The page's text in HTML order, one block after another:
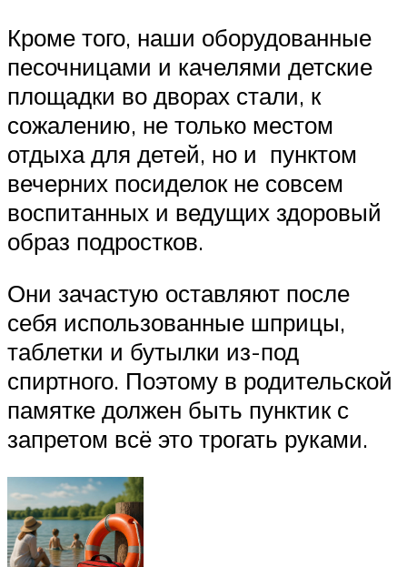
Кроме того, наши оборудованные
песочницами и качелями детские
площадки во дворах стали, к
сожалению, не только местом
отдыха для детей, но и пунктом
вечерних посиделок не совсем
воспитанных и ведущих здоровый
образ подростков.
Они зачастую оставляют после
себя использованные шприцы,
таблетки и бутылки из-под
спиртного. Поэтому в родительской
памятке должен быть пунктик с
запретом всё это трогать руками.